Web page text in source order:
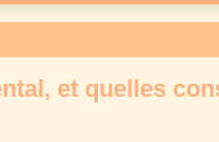
et quelles